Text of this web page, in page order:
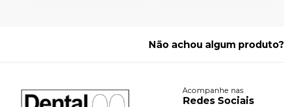
Não achou algum produto?
Acompanhe nas
Redes Sociais